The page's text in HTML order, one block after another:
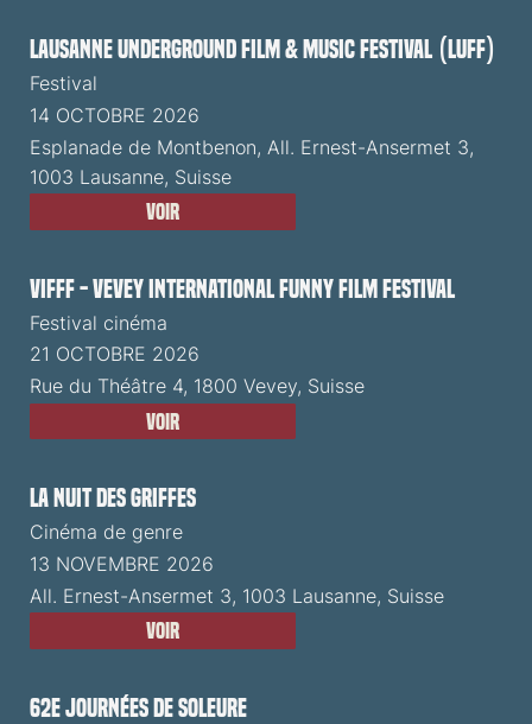
Lausanne Underground Film & Music Festival (LUFF)
Festival
14 OCTOBRE 2026
Esplanade de Montbenon, All. Ernest-Ansermet 3,
1003 Lausanne, Suisse
Voir
VIFFF - Vevey International Funny Film Festival
Festival cinéma
21 OCTOBRE 2026
Rue du Théâtre 4, 1800 Vevey, Suisse
Voir
La Nuit des Griffes
Cinéma de genre
13 NOVEMBRE 2026
All. Ernest-Ansermet 3, 1003 Lausanne, Suisse
Voir
62e Journées de Soleure